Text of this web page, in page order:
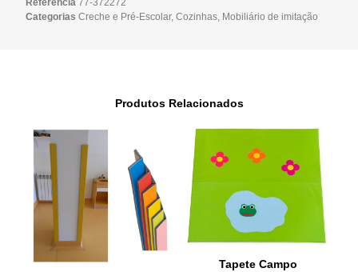
Referência77-372272
Categorias Creche e Pré-Escolar,Cozinhas, Mobiliário de imitação
Produtos Relacionados
Tapete Campo